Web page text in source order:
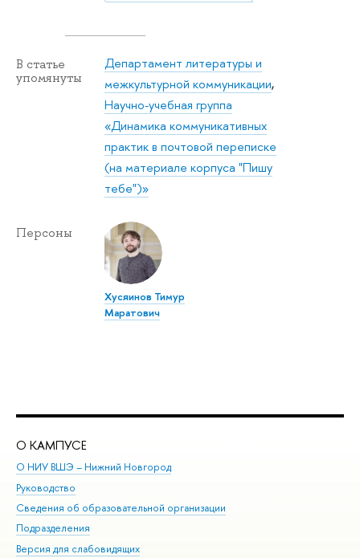
В статье
упомянуты
Департамент литературы и
межкультурной коммуникации,
Научно-учебная группа
«Динамика коммуникативных
практик в почтовой переписке
(на материале корпуса "Пишу
тебе")»
Персоны
Хусяинов Тимур
Маратович
О КАМПУСЕ
О НИУ ВШЭ – Нижний Новгород
Руководство
Сведения об образовательной организации
Подразделения
Версия для слабовидящих